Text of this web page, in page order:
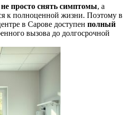
не просто снять симптомы, а
к полноценной жизни. Поэтому в
в Сарове доступен полный
вызова до долгосрочной